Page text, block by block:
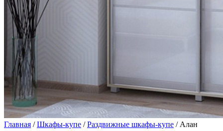
Главная /Шкафы-купе /Раздвижные шкафы-купе / Алан